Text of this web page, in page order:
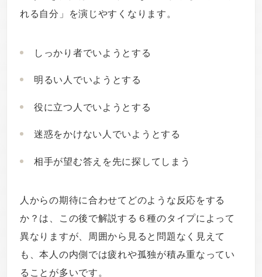
れる自分」を演じやすくなります。
しっかり者でいようとする
明るい人でいようとする
役に立つ人でいようとする
迷惑をかけない人でいようとする
相手が望む答えを先に探してしまう
人からの期待に合わせてどのような反応をする
か？は、この後で解説する６種のタイプによって
異なりますが、周囲から見ると問題なく見えて
も、本人の内側では疲れや孤独が積み重なってい
ることが多いです。